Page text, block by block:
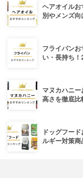
ヘアオイル
別やメンズ向
フライパン
い・長持ち！
マヌカハニ
高さを徹底比
ドッグフー
ルギー対策商